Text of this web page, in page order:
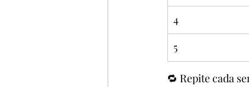
4
5
🔁 Repite cada